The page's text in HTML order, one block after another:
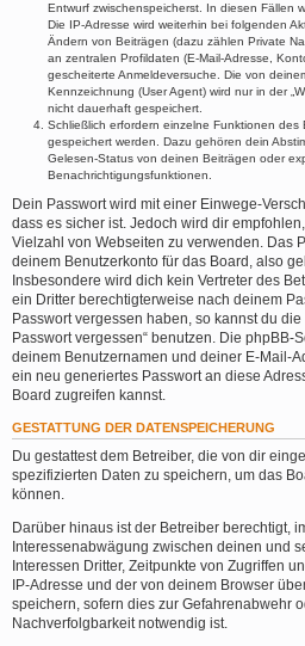
Entwurf zwischenspeicherst. In diesen Fällen
Die IP-Adresse wird weiterhin bei folgenden
Ändern von Beiträgen (dazu zählen Private
an zentralen Profildaten (E-Mail-Adresse,
gescheiterte Anmeldeversuche. Die von
Kennzeichnung (User Agent) wird nur in der
nicht dauerhaft gespeichert.
Schließlich erfordern einzelne Funktionen des
gespeichert werden. Dazu gehören dein
Gelesen-Status von deinen Beiträgen oder
Benachrichtigungsfunktionen.
Dein Passwort wird mit einer Einwege-
dass es sicher ist. Jedoch wird dir
Vielzahl von Webseiten zu verwenden. Das
deinem Benutzerkonto für das Board, also
Insbesondere wird dich kein Vertreter des
ein Dritter berechtigterweise nach deinem
Passwort vergessen haben, so kannst du
Passwort vergessen“ benutzen. Die phpBB-
deinem Benutzernamen und deiner E-Mail-
ein neu generiertes Passwort an diese
Board zugreifen kannst.
GESTATTUNG DER DATENSPEICHERUNG
Du gestattest dem Betreiber, die von dir
spezifizierten Daten zu speichern, um das
können.
Darüber hinaus ist der Betreiber berechtigt,
Interessenabwägung zwischen deinen und
Interessen Dritter, Zeitpunkte von Zugriffen
IP-Adresse und der von deinem Browser
speichern, sofern dies zur Gefahrenabwehr
Nachverfolgbarkeit notwendig ist.